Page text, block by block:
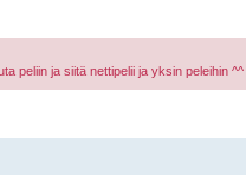
peliin ja siitä nettipelii ja yksin peleihin ^^